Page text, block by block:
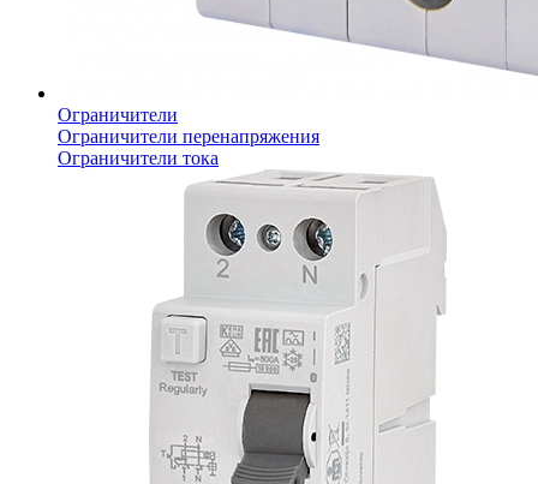
Ограничители
Ограничители перенапряжения
Ограничители тока